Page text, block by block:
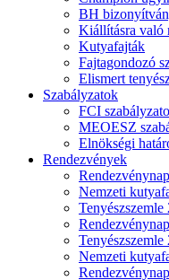
BH
Kiállításra való
Kutyafajták
Fajtagondozó
Elismert
Szabályzatok
FCI
MEOESZ
Elnökségi
Rendezvények
Nemzeti
Tenyészszemle
Tenyészszemle
Nemzeti